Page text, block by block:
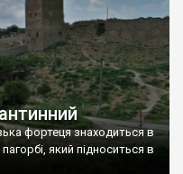
фортеця знаходиться в
який підноситься в